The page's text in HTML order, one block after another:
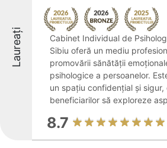
Laureați
Cabinet Individual de
Sibiu oferă un mediu
promovării sănătății
psihologice a persoanelor.
un spațiu confidențial și
beneficiarilor să exploreze
8.7